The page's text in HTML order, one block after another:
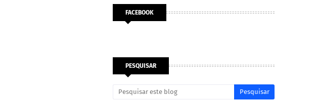
FACEBOOK
PESQUISAR